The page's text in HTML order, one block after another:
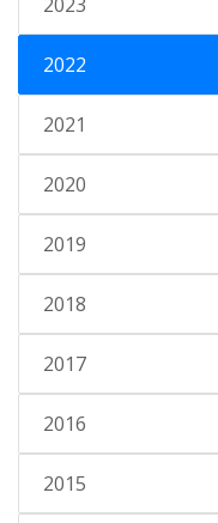
2022
2021
2020
2019
2018
2017
2016
2015